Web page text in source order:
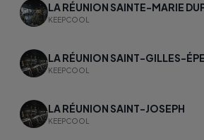
LA RÉUNION SAINTE-MARIE
KEEPCOOL
LA RÉUNION SAINT-GILLES-
KEEPCOOL
LA RÉUNION SAINT-JOSEPH
KEEPCOOL